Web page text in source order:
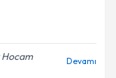
Devamı